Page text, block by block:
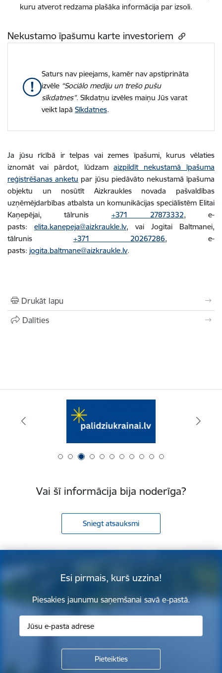
kuru atverot redzama plašāka informācija par izsoli.
Nekustamo īpašumu karte investoriem
Saturs nav pieejams, kamēr nav apstiprināta
izvēle “Sociālo mediju un trešo pušu
sīkdatnes”. Sīkdatņu izvēles maiņu Jūs varat
veikt lapā Sīkdatnes.
Ja jūsu rīcībā ir telpas vai zemes īpašumi, kurus vēlaties
iznomāt vai pārdot, lūdzamaizpildīt nekustamā īpašuma
reģistrēšanas anketu par jūsu piedāvāto nekustamā īpašuma
objektu un nosūtīt Aizkraukles novada pašvaldības
uzņēmējdarbības atbalsta un komunikācijas speciālistēm Elitai
Kaņepējai, tālrunis +371 27873332, e-
pasts: elita.kanepeja@aizkraukle.lv, vai Jogitai Baltmanei,
tālrunis +371 20267286, e-
pasts: jogita.baltmane@aizkraukle.lv.
Drukāt lapu
Dalīties
Vai šī informācija bija noderīga?
Sniegt atsauksmi
Esi pirmais, kurš uzzina!
Piesakies jaunumu saņemšanai savā e-pastā.